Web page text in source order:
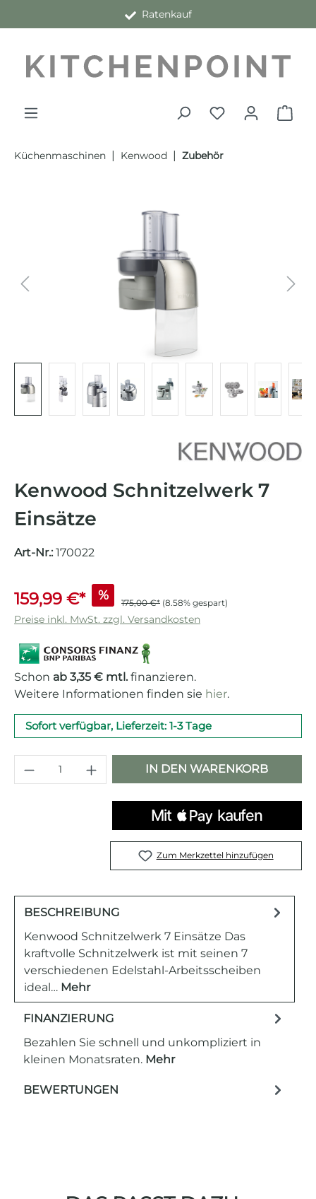
Ratenkauf
Küchenmaschinen | Kenwood | Zubehör
Bildergalerie überspringen
Kenwood Schnitzelwerk 7
Einsätze
Art-Nr.: 170022
159,99 €* % 175,00 €* (8.58% gespart)
Preise inkl. MwSt. zzgl. Versandkosten
Schon ab 3,35 € mtl. finanzieren.
Weitere Informationen finden sie hier.
Sofort verfügbar, Lieferzeit: 1-3 Tage
Produkt Anzahl: Gib den
IN DEN WARENKORB
Zum Merkzettel hinzufügen
BESCHREIBUNG
Kenwood Schnitzelwerk 7 Einsätze Das
kraftvolle Schnitzelwerk ist mit seinen 7
verschiedenen Edelstahl-Arbeitsscheiben
ideal… Mehr
FINANZIERUNG
Bezahlen Sie schnell und unkompliziert in
kleinen Monatsraten. Mehr
BEWERTUNGEN